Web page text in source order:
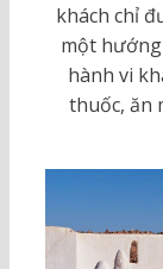
khách chỉ
một
hành vi
thuốc, ăn